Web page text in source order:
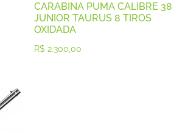
CARABINA PUMA CALIBRE 38
JUNIOR TAURUS 8 TIROS
OXIDADA
R$ 2.300,00